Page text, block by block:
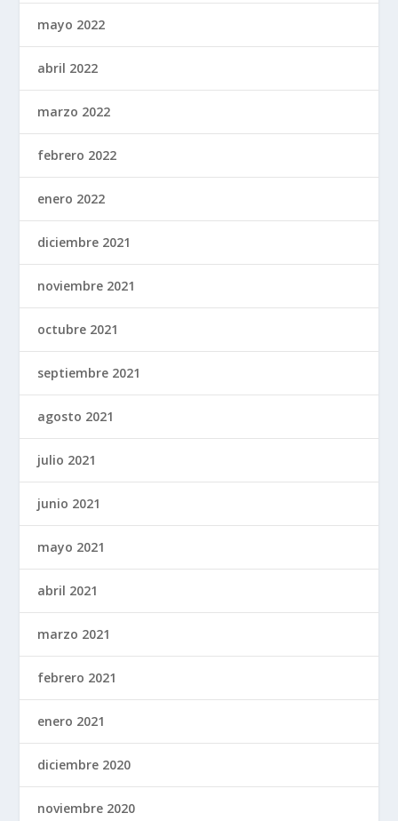
mayo 2022
abril 2022
marzo 2022
febrero 2022
enero 2022
diciembre 2021
noviembre 2021
octubre 2021
septiembre 2021
agosto 2021
julio 2021
junio 2021
mayo 2021
abril 2021
marzo 2021
febrero 2021
enero 2021
diciembre 2020
noviembre 2020